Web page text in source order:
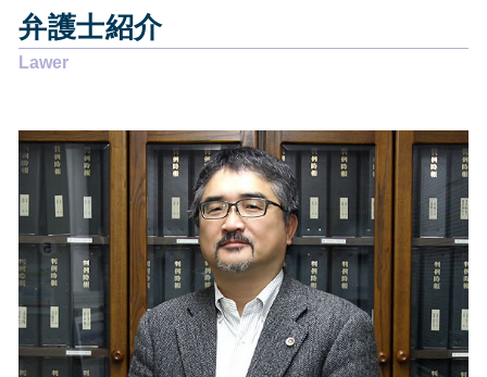
個人再生 申立後 通帳
任意整理 弁護士 選び方
過払い金 弁護士
個人再生 失敗 弁護士費用
債務整理 弁護士 おすすめ
離婚調停 申立書
離婚調停 別居
離婚届 必要書類
労働問題 種類
離婚 慰謝料 払わない
賃貸借契約 貸主からの解約
離婚したい
賃貸借契約 錯誤無効
離婚 裁判
労働問題 相談 弁護士
その他の法律問題 島田市
その他の法律問題 焼津市
債務整理 静岡市
交通事故 静岡市
その他の法律問題 静岡県
債務整理 焼津市
企業法務 静岡市
相続 島田市
債務整理 藤枝市
相続 静岡市
交通事故 島田市
交通事故 藤枝市
弁護士紹介